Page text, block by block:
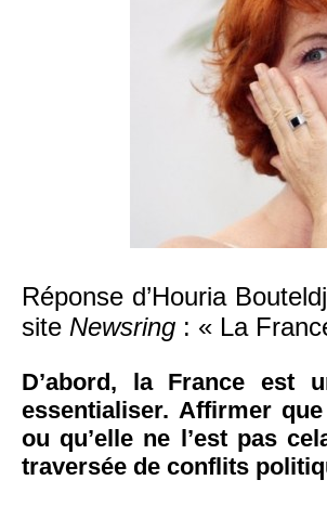
Réponse d’Houria
site Newsring : « La
D’abord, la France est
essentialiser. Affirmer
ou qu’elle ne l’est pas
traversée de conflits